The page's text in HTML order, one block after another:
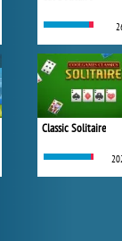
Classic Solitaire